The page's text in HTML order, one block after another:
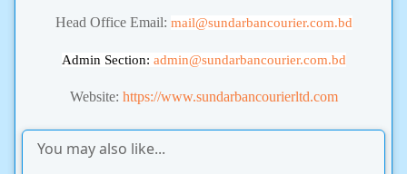
Head Office Email: mail@sundarbancourier.com.bd
Admin Section: admin@sundarbancourier.com.bd
Website: https://www.sundarbancourierltd.com
You may also like...